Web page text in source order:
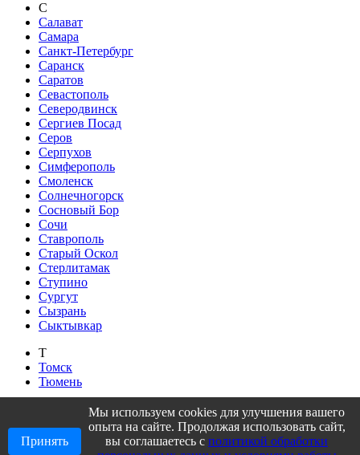
С
Салават
Самара
Санкт-Петербург
Саранск
Саратов
Севастополь
Северодвинск
Сергиев Посад
Серов
Серпухов
Симферополь
Смоленск
Солнечногорск
Сосновый Бор
Сочи
Ставрополь
Старый Оскол
Стерлитамак
Ступино
Сургут
Сызрань
Сыктывкар
Т
Томск
Тюмень
Принять
Мы используем cookies для улучшения вашего
опыта на сайте. Продолжая использовать сайт,
вы соглашаетесь с политикой обработки